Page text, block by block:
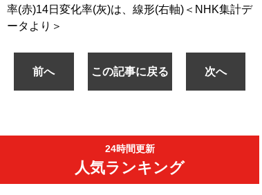
率(赤)14日変化率(灰)は、線形(右軸)＜NHK集計デ
ータより＞
前へ この記事に戻る 次へ
24時間更新
人気ランキング